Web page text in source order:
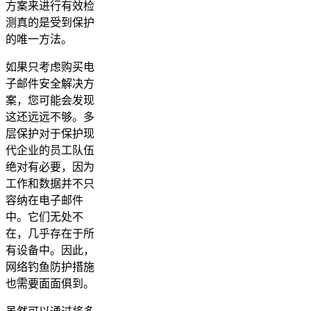
方案来进行有效检
测真的是受到保护
的唯一方法。
如果只考虑购买电
子邮件安全解决方
案，您可能会发现
这还远远不够。多
层保护对于保护现
代企业的员工队伍
绝对有必要，因为
工作和数据并不只
容纳在电子邮件
中。它们无处不
在，几乎存在于所
有设备中。因此，
网络钓鱼防护措施
也需要面面俱到。